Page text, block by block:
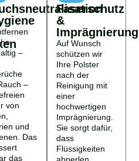
–
–
von
und
Das
das
Faserschutz
&
Imprägnierung
Auf Wunsch
schützen wir
Ihre Polster
nach der
Reinigung mit
einer
hochwertigen
Imprägnierung.
Sie sorgt dafür,
dass
Flüssigkeiten
abperlen,